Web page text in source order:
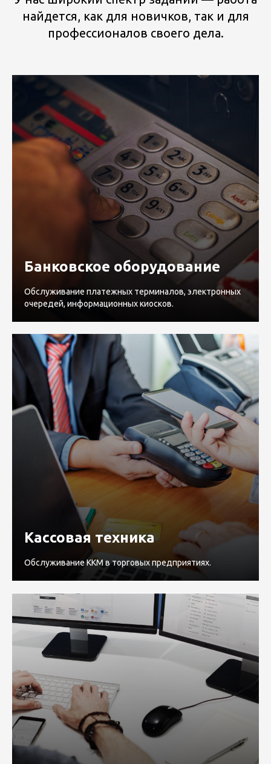
найдется, как для новичков, так и для
профессионалов своего дела.
Банковское оборудование
Обслуживание платежных терминалов, электронных
очередей, информационных киосков.
Кассовая техника
Обслуживание ККМ в торговых предприятиях.